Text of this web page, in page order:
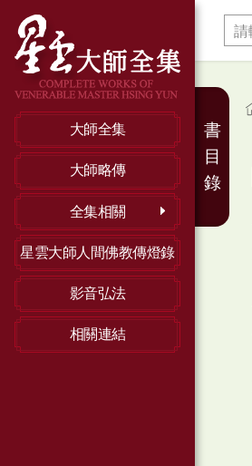
大師全集
大師略傳
全集相關
星雲大師人間佛教傳燈錄
影音弘法
相關連結
書
目
錄